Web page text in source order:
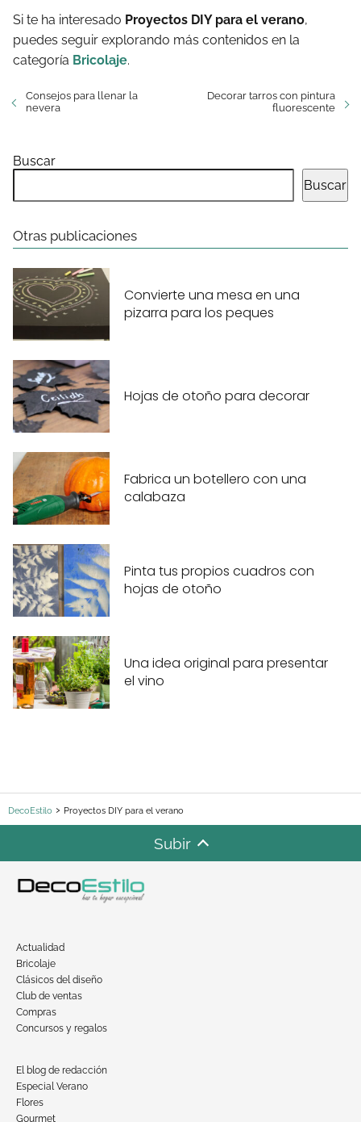
Si te ha interesado Proyectos DIY para el verano,
puedes seguir explorando más contenidos en la
categoría Bricolaje.
Consejos para llenar la
nevera
Decorar tarros con pintura
fluorescente
Buscar
Buscar
Otras publicaciones
Convierte una mesa en una
pizarra para los peques
Hojas de otoño para decorar
Fabrica un botellero con una
calabaza
Pinta tus propios cuadros con
hojas de otoño
Una idea original para presentar
el vino
DecoEstilo Proyectos DIY para el verano
Subir
Actualidad
Bricolaje
Clásicos del diseño
Club de ventas
Compras
Concursos y regalos
El blog de redacción
Especial Verano
Flores
Gourmet